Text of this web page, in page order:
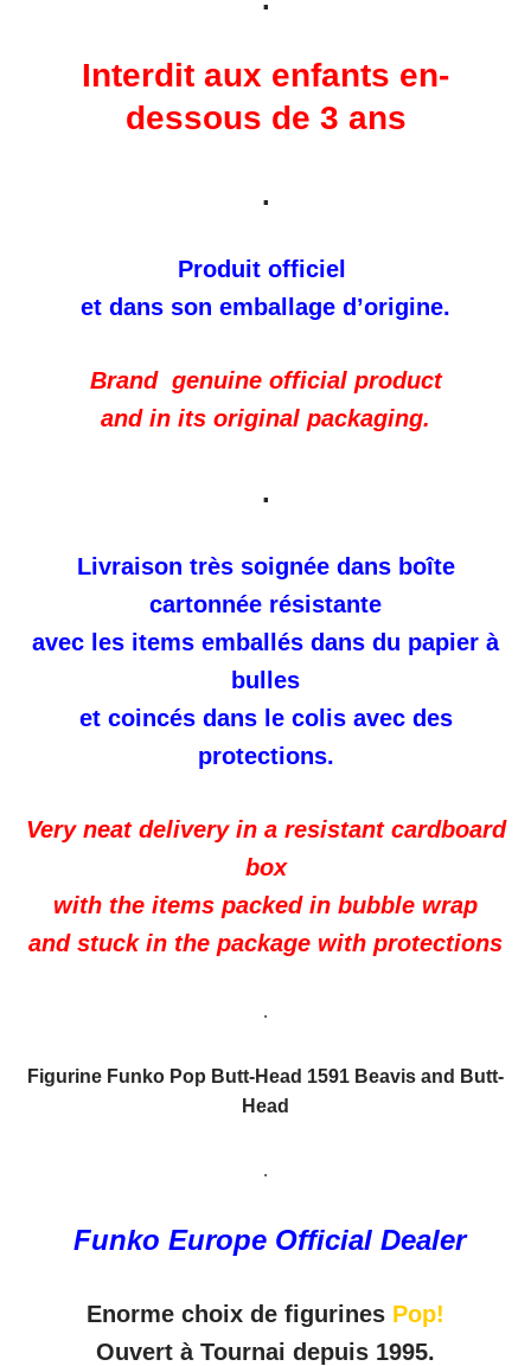
Interdit aux enfants en-
dessous de 3 ans
.
Produit officiel
et dans son emballage d’origine.
Brand genuine official product
and in its original packaging.
.
Livraison très soignée dans boîte
cartonnée résistante
avec les items emballés dans du papier à
bulles
et coincés dans le colis avec des
protections.
Very neat delivery in a resistant cardboard
box
with the items packed in bubble wrap
and stuck in the package with protections
.
Figurine Funko Pop Butt-Head 1591 Beavis and Butt-
Head
.
Funko Europe Official Dealer
Enorme choix de figurines Pop!
Ouvert à Tournai depuis 1995.